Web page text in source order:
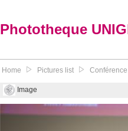
Phototheque
Home Pictures list
Image